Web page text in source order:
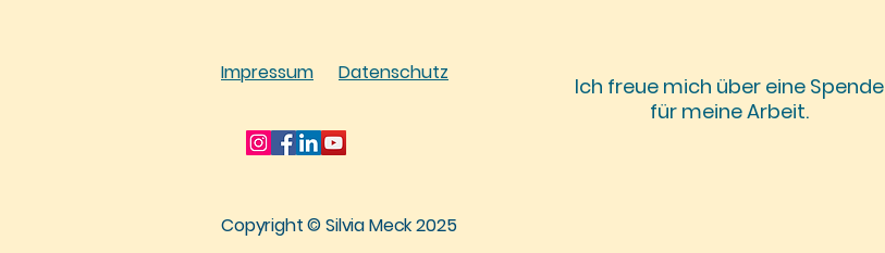
Impressum Datenschutz
Copyright © Silvia Meck 2025
Ich freue mich über eine Spende
für meine Arbeit.